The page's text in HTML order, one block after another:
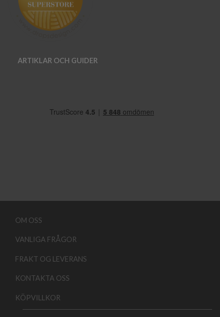
ARTIKLAR OCH GUIDER
OM OSS
VANLIGA FRÅGOR
FRAKT OG LEVERANS
KONTAKTA OSS
KÖPVILLKOR